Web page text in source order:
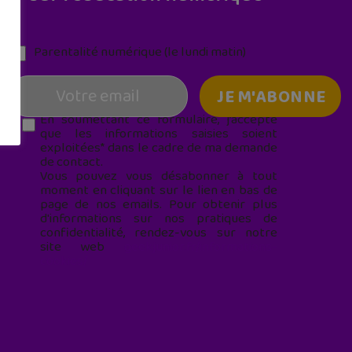
Parentalité numérique (le lundi matin)
En soumettant ce formulaire, j’accepte
que les informations saisies soient
exploitées* dans le cadre de ma demande
de contact.
Vous pouvez vous désabonner à tout
moment en cliquant sur le lien en bas de
page de nos emails. Pour obtenir plus
d'informations sur nos pratiques de
confidentialité, rendez-vous sur notre
site web